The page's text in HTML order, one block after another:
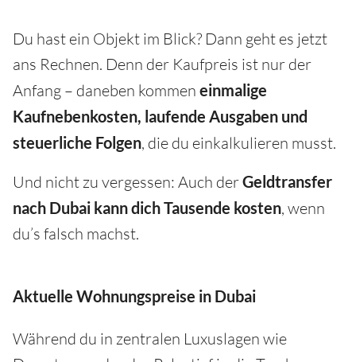
Du hast ein Objekt im Blick? Dann geht es jetzt
ans Rechnen. Denn der Kaufpreis ist nur der
Anfang – daneben kommen einmalige
Kaufnebenkosten, laufende Ausgaben und
steuerliche Folgen, die du einkalkulieren musst.
Und nicht zu vergessen: Auch derGeldtransfer
nach Dubai kann dich Tausende kosten, wenn
du’s falsch machst.
Aktuelle Wohnungspreise in Dubai
Während du in zentralen Luxuslagen wie